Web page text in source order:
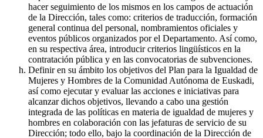
hacer seguimiento de los mismos en los campos de actuación
de la Dirección, tales como: criterios de traducción, formación
general continua del personal, nombramientos oficiales y
eventos públicos organizados por el Departamento. Así como,
en su respectiva área, introducir criterios lingüísticos en la
contratación pública y en las convocatorias de subvenciones.
Definir en su ámbito los objetivos del Plan para la Igualdad de
Mujeres y Hombres de la Comunidad Autónoma de Euskadi,
así como ejecutar y evaluar las acciones e iniciativas para
alcanzar dichos objetivos, llevando a cabo una gestión
integrada de las políticas en materia de igualdad de mujeres y
hombres en colaboración con las jefaturas de servicio de su
Dirección; todo ello, bajo la coordinación de la Dirección de